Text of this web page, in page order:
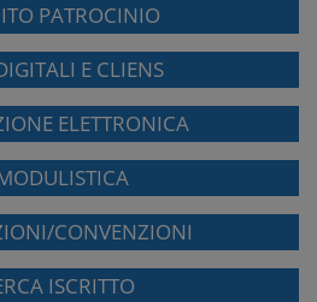
PATROCINIO
E CLIENS
ELETTRONICA
CONVENZIONI
ISCRITTO